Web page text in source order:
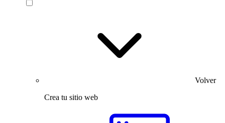
Volver
Crea tu sitio web